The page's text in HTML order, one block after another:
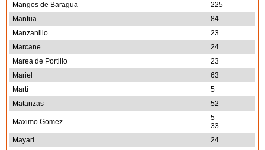
Mangos de Baragua
225
Mantua
84
Manzanillo
23
Marcane
24
Marea de Portillo
23
Mariel
63
Martí
5
Matanzas
52
Maximo Gomez
5
33
Mayari
24